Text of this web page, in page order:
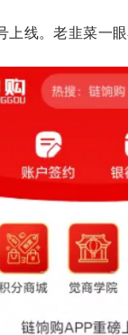
上线。老韭菜一